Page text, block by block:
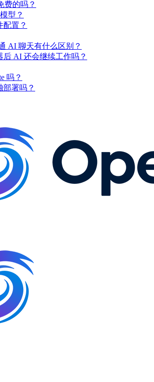
费的吗？
型？
配置？
AI 聊天有什么区别？
后 AI 还会继续工作吗？
吗？
部署吗？